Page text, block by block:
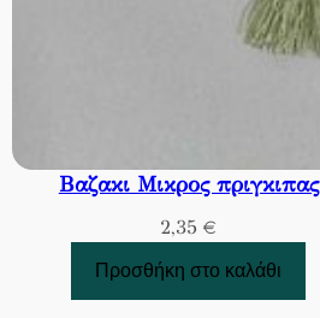
Βαζακι Μικρος πριγκιπας
2,35 €
Προσθήκη στο καλάθι